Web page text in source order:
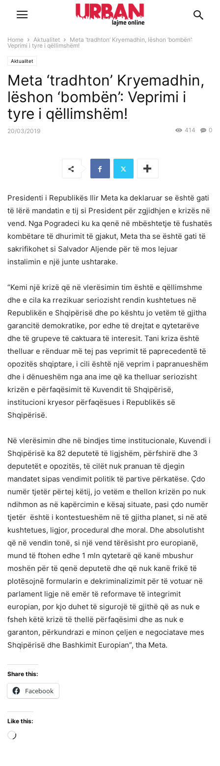
Home Aktualitet
Meta ‘tradhton’ Kryemadhin, lëshon ‘bombën’:
Veprimi i tyre i qëllimshëm!
Aktualitet
Meta ‘tradhton’ Kryemadhin,
lëshon ‘bombën’: Veprimi i
tyre i qëllimshëm!
20/03/2019 0
414
Presidenti i Republikës Ilir Meta ka deklaruar se është gati
të lërë mandatin e tij si President për zgjidhjen e krizës në
vend. Nga Pogradeci ku ka qenë në mbështetje të fushatës
kombëtare të dhurimit të gjakut, Meta tha se është gati të
sakrifikohet si Salvador Aljende për të mos lejuar
instalimin e një junte ushtarake.
“Kemi një krizë që në vlerësimin tim është e qëllimshme
dhe e cila ka rrezikuar seriozisht rendin kushtetues në
Republikën e Shqipërisë dhe po kështu jo vetëm të gjitha
garancitë demokratike, por edhe të drejtat e qytetarëve
dhe të grupeve të caktuara të interesit. Tani kriza është
thelluar e rënduar më tej pas veprimit të paprecedentë të
opozitës shqiptare, i cili është një veprim i papranueshëm
dhe i dënueshëm nga ana ime që ka thelluar seriozisht
krizën e përfaqësimit të Kuvendit të Shqipërisë,
institucioni kryesor përfaqësues i Republikës së
Shqipërisë.
Në vlerësimin dhe në bindjes time institucionale, Kuvendi i
Shqipërisë ka 82 deputetë të ligjshëm, përfshirë dhe 3
deputetët e opozitës, të cilët nuk pranuan të djegin
mandatet sipas vendimit politik të partive përkatëse. Çdo
numër tjetër përtej këtij, jo vetëm e thellon krizën po nuk
ndihmon as në kapërcimin e kësaj situate, pasi çdo numër
tjetër është i kontestueshëm në të gjitha planet, si në atë
kushtetues, ligjor, procedural dhe moral. Dhe absolutisht
që në vendin tonë, si një vend tërësisht pro europianë,
mund të ftohen edhe 1 mln qytetarë që kanë mbushur
moshën për të qenë deputetë dhe që nuk kanë frikë të
plotësojnë formularin e dekriminalizimit për të votuar në
parlament ligje në emër të reformave të integrimit
europian, por kjo duhet të sigurojë të gjithë që as nuk e
fsheh këtë krizë të thellë përfaqësimi dhe as nuk e
garanton, përkundrazi e minon çeljen e negociatave mes
Shqipërisë dhe Bashkimit Europian”, tha Meta.
Share this:
Facebook
Like this: